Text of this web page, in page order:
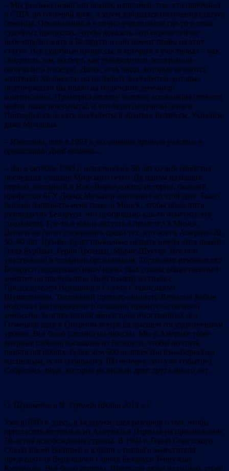
– Мы реально помогали людям, например, тем, кто прибывал
в США по гостевой визе, а затем добивался получения статуса
беженца. Организация и я лично участвовали где-то в семи
судебных процессах, чтобы доказать, что евреям сейчас
небезопасно жить в Беларуси и они имеют право на этот
статус. Все судебные процессы, в которых я участвовал – как
свидетель, как эксперт, как руководитель ассоциации –
окончились победой. Далее, есть люди, которые являются
жертвами Холокоста, но не имеют документов, которые
подтверждали бы право на получение денежной
компенсации. Примерно десятку человек ассоциация помогла
найти такие документы, и эти люди получили деньги.
Приходилось искать документы в архивах Беларуси, Украины,
даже Молдовы.
– Известно, что в 1993 г. ассоциация приняла участие в
организации Дней памяти…
– Да, в октябре 1993 г. исполнилось 50 лет со дня убийства
последних узников Минского гетто. На одном из наших
первых заседаний в Нью-Йорке доктор истории, бывший
профессор БГУ Давид Мельцер напомнил об этой дате. Было
решено направить меня сюда, в Минск, чтобы объяснить
руководству Беларуси, что необходимо как-то отметить эту
годовщину. Где-то в конце августа я прилетел в Минск.
Деньги на билет cобирались среди тех, кто жил в Америке 20,
30, 40 лет. Думаю, будет правильно назвать имена этих людей:
Элла Бурбаки, Герби Троецки, Морис Шустер. Все они
участвовали в создании организации. Тогдашнее руководство
Беларуси поддержало нашу идею, был создан общественный
комитет по проведению Дней памяти во главе с
Председателем Верховного Совета Станиславом
Шушкевичем. Тогдашний премьер-министр Вячеслав Кебич
подписал распоряжение о создании правительственной
комиссии, возглавленной министром иностранных дел.
Отмечали дату в Оперном театре на высшем государственном
уровне. Всё было сделано по-людски. Мы в Америке тоже
впервые собрали выходцев из Беларуси, чтобы почтить
память погибших, более чем 500 человек (по нью-йоркским
масштабам, если собирается 100 человек, это уже событие).
Собрались люди, которые не видели друг друга много лет…
С. Шушкевич и Я. Гутман (фото 2013 г.)
Уже в 1993 г. здесь, в Беларуси, шёл разговор о том, чтобы
пригласить ветеранов из Америки и Израиля на празднование
50-летия освобождения страны. В 1994 г. Герой Советского
Союза Евсей Вайнруб и я были у первого заместителя
председателя Верховного Совета Беларуси Вячеслава
Кузнецова. Всё было решено. Приехали люди из разных стран